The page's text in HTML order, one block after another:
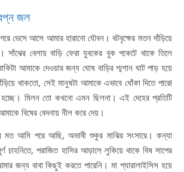
জল
ভেসে আসে আমার হারানো যৌবন। বটবৃক্ষের মতন দাঁড়িয়ে
বেলায় বাড়ি ফেরা যুবকের বুক পকেটে থাকে তিলে
আমাকে দেওয়ার জন্য ঘোষ বাড়ির শ্মশান ঘাট পাড় হয়ে
থাকতো, সেই মানুষটা আমাকে এভাবে ধোঁকা দিতে পারে!
মিলন তো কখনো এমন ছিলনা। এই দেহের প্রতিটি
বিষের বেদনায় নীল করে দেয়।
মত আমি পরে আছি, অভাবী শুকুর মাঝির সংসারে। কন্যা
চাহনিতে, পরাজিত হাসির আড়ালে লুকিয়ে থাকে বিষ সাপের
জন্য বাবা কিছুই করতে পারেনি। মা প্যারালাইসিস হয়ে